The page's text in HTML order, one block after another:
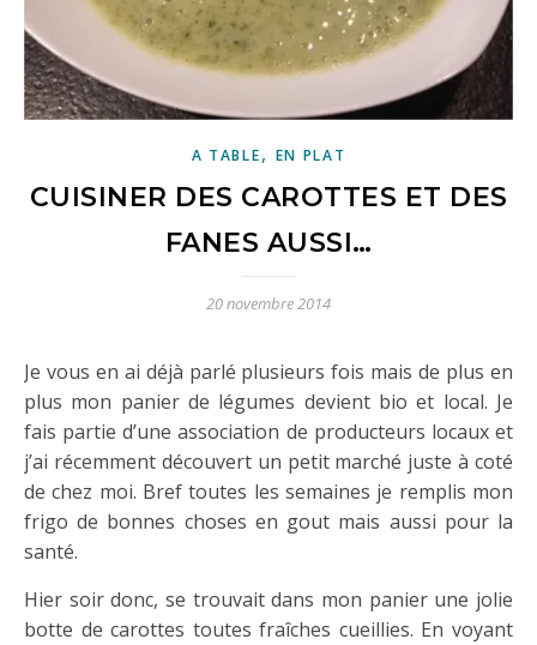
A TABLE, EN PLAT
CUISINER DES CAROTTES ET DES
FANES AUSSI…
20 novembre 2014
Je vous en ai déjà parlé plusieurs fois mais de plus en
plus mon panier de légumes devient bio et local. Je
fais partie d’une association de producteurs locaux et
j’ai récemment découvert un petit marché juste à coté
de chez moi. Bref toutes les semaines je remplis mon
frigo de bonnes choses en gout mais aussi pour la
santé.
Hier soir donc, se trouvait dans mon panier une jolie
botte de carottes toutes fraîches cueillies. En voyant